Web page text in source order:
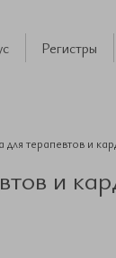
Регистры
терапевтов и
и